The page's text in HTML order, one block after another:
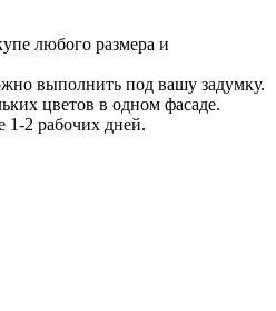
любого размера и
выполнить под вашу задумку.
цветов в одном фасаде.
1-2 рабочих дней.